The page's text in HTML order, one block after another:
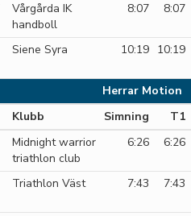
Vårgårda IK
handboll
8:07 8:07
Siene Syra 10:19 10:19
Herrar Motion
Klubb Simning
T1
Midnight warrior
triathlon club
6:26 6:26
Triathlon Väst 7:43 7:43